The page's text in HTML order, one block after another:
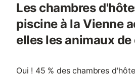
Les chambres
piscine à la Vienne
elles les animaux
Oui ! 45 % des chambres